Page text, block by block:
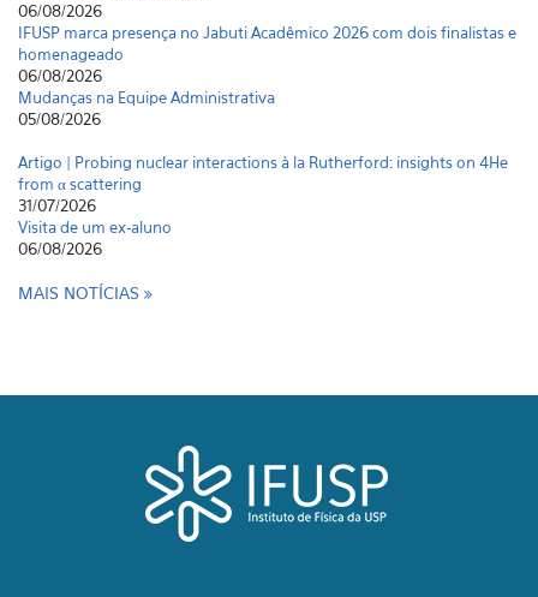
06/08/2026
IFUSP marca presença no Jabuti Acadêmico 2026 com dois finalistas e
homenageado
06/08/2026
Mudanças na Equipe Administrativa
05/08/2026
Artigo | Probing nuclear interactions à la Rutherford: insights on 4He
from α scattering
31/07/2026
Visita de um ex-aluno
06/08/2026
MAIS NOTÍCIAS